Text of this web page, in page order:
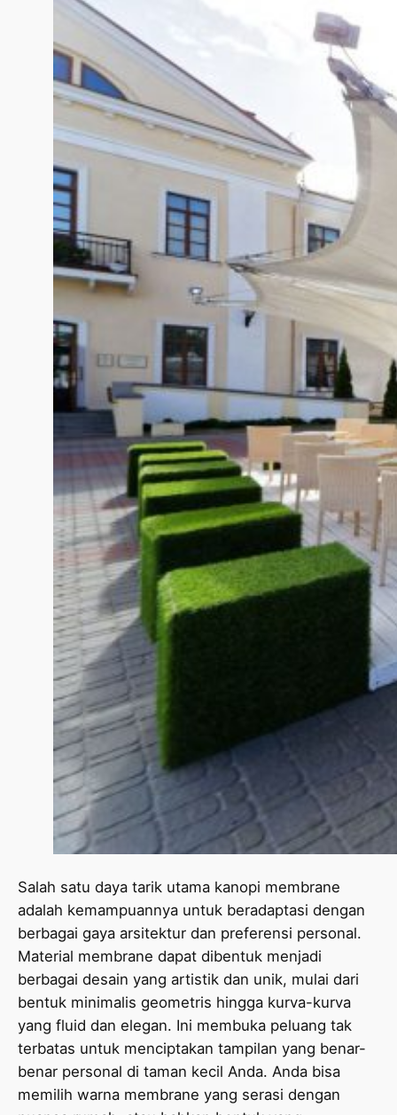
Salah satu daya tarik utama kanopi membrane
adalah kemampuannya untuk beradaptasi dengan
berbagai gaya arsitektur dan preferensi personal.
Material membrane dapat dibentuk menjadi
berbagai desain yang artistik dan unik, mulai dari
bentuk minimalis geometris hingga kurva-kurva
yang fluid dan elegan. Ini membuka peluang tak
terbatas untuk menciptakan tampilan yang benar-
benar personal di taman kecil Anda. Anda bisa
memilih warna membrane yang serasi dengan